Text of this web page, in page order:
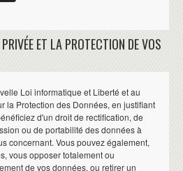
ET LA PROTECTION DE VOS
Loi informatique et Liberté et au
la Protection des Données, en justifiant
d'un droit de rectification, de
ou de portabilité des données à
concernant. Vous pouvez également,
vous opposer totalement ou
de vos données, ou retirer un